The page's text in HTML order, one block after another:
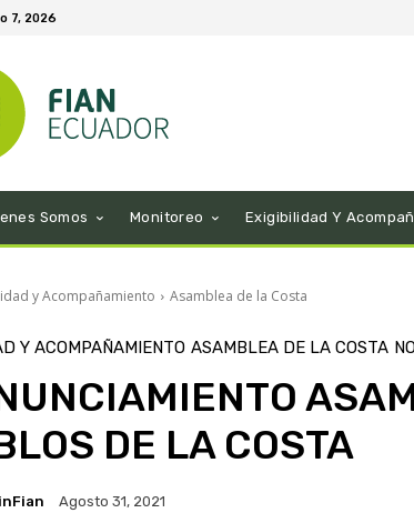
7, 2026
Somos Monitoreo Exigibilidad Y
y Acompañamiento Asamblea de la Costa
Y ACOMPAÑAMIENTO ASAMBLEA DE LA COSTA
DE LA COSTA
Agosto 31, 2021